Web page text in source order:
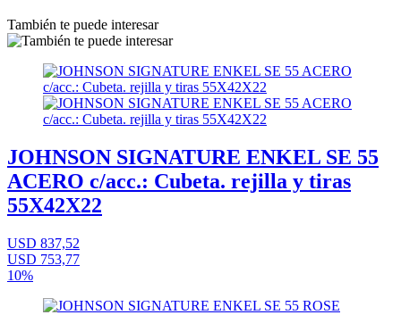
También te puede interesar
JOHNSON SIGNATURE ENKEL SE 55
ACERO c/acc.: Cubeta. rejilla y tiras
55X42X22
USD 837,52
USD 753,77
10%